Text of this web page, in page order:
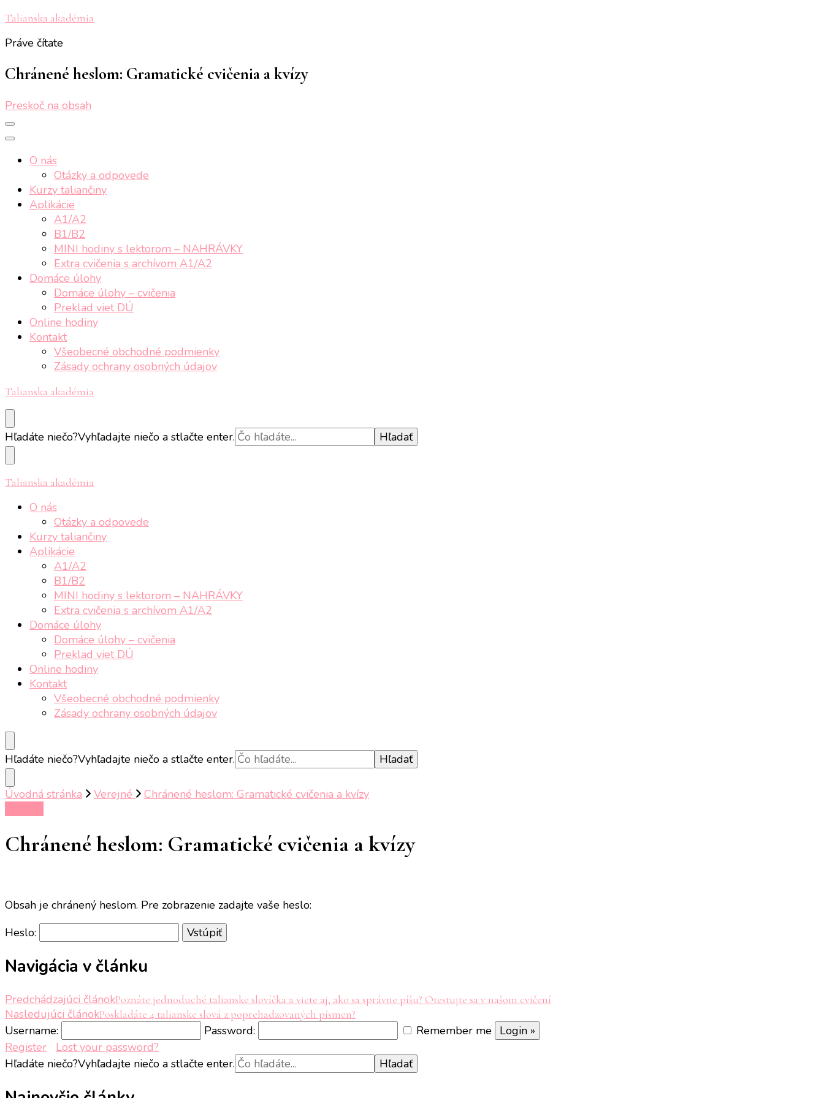
Talianska akadémia
Práve čítate
Chránené heslom: Gramatické cvičenia a kvízy
Preskoč na obsah
O nás
Otázky a odpovede
Kurzy taliančiny
Aplikácie
A1/A2
B1/B2
MINI hodiny s lektorom – NAHRÁVKY
Extra cvičenia s archívom A1/A2
Domáce úlohy
Domáce úlohy – cvičenia
Preklad viet DÚ
Online hodiny
Kontakt
Všeobecné obchodné podmienky
Zásady ochrany osobných údajov
Talianska akadémia
Hľadáte niečo?Vyhľadajte niečo a stlačte enter.
Talianska akadémia
O nás
Otázky a odpovede
Kurzy taliančiny
Aplikácie
A1/A2
B1/B2
MINI hodiny s lektorom – NAHRÁVKY
Extra cvičenia s archívom A1/A2
Domáce úlohy
Domáce úlohy – cvičenia
Preklad viet DÚ
Online hodiny
Kontakt
Všeobecné obchodné podmienky
Zásady ochrany osobných údajov
Hľadáte niečo?Vyhľadajte niečo a stlačte enter.
Úvodná stránka Verejné
Chránené heslom: Gramatické cvičenia a kvízy
Chránené heslom: Gramatické cvičenia a kvízy
Obsah je chránený heslom. Pre zobrazenie zadajte vaše heslo:
Heslo:
Navigácia v článku
Predchádzajúci článokPoznáte jednoduché talianske slovíčka a viete aj, ako sa správne píšu? Otestujte sa v našom cvičení
Nasledujúci článokPoskladáte 4 talianske slová z poprehadzovaných písmen?
Username: Password:
Remember me
Register
Lost your password?
Hľadáte niečo?Vyhľadajte niečo a stlačte enter.